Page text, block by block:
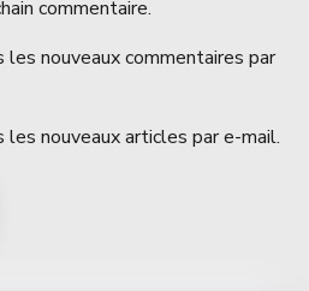
commentaire.
nouveaux commentaires par
nouveaux articles par e-mail.